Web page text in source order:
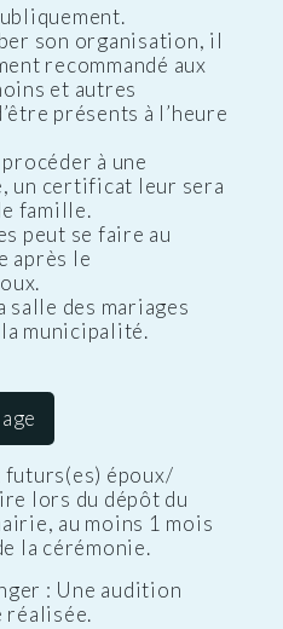
son organisation, il
recommandé aux
et autres
présents à l’heure
à une
un certificat leur sera
famille.
peut se faire au
après le
salle des mariages
municipalité.
futurs(es) époux/
lors du dépôt du
au moins 1 mois
la cérémonie.
: Une audition
réalisée.